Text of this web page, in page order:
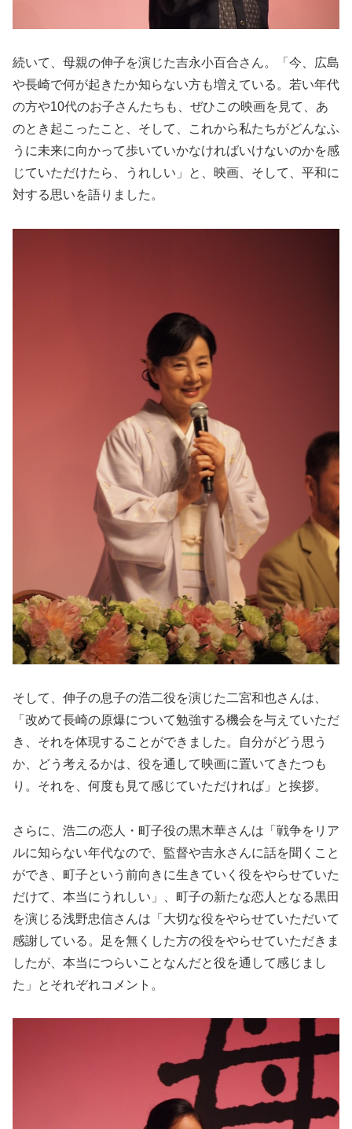
続いて、母親の伸子を演じた吉永小百合さん。「今、広島
や長崎で何が起きたか知らない方も増えている。若い年代
の方や10代のお子さんたちも、ぜひこの映画を見て、あ
のとき起こったこと、そして、これから私たちがどんなふ
うに未来に向かって歩いていかなければいけないのかを感
じていただけたら、うれしい」と、映画、そして、平和に
対する思いを語りました。
そして、伸子の息子の浩二役を演じた二宮和也さんは、
「改めて長崎の原爆について勉強する機会を与えていただ
き、それを体現することができました。自分がどう思う
か、どう考えるかは、役を通して映画に置いてきたつも
り。それを、何度も見て感じていただければ」と挨拶。
さらに、浩二の恋人・町子役の黒木華さんは「戦争をリア
ルに知らない年代なので、監督や吉永さんに話を聞くこと
ができ、町子という前向きに生きていく役をやらせていた
だけて、本当にうれしい」、町子の新たな恋人となる黒田
を演じる浅野忠信さんは「大切な役をやらせていただいて
感謝している。足を無くした方の役をやらせていただきま
したが、本当につらいことなんだと役を通して感じまし
た」とそれぞれコメント。